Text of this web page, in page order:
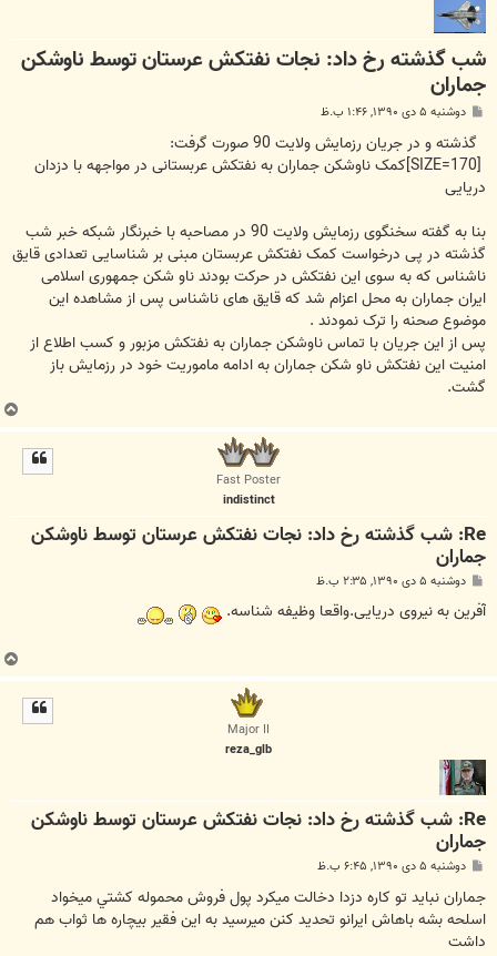
شب گذشته رخ داد: نجات نفتکش عرستان توسط ناوشکن
جماران
پ
ت
دوشنبه ۵ دی ۱۳۹۰, ۱:۴۶ ب.ظ
گذشته و در جریان رزمایش ولایت 90 صورت گرفت:
[SIZE=170]کمک ناوشکن جماران به نفتکش عربستانی در مواجهه با دزدان
دریایی
بنا به گفته سخنگوی رزمایش ولایت 90 در مصاحبه با خبرنگار شبکه خبر شب
گذشته در پی درخواست کمک نفتکش عربستان مبنی بر شناسایی تعدادی قایق
ناشناس که به سوی این نفتکش در حرکت بودند ناو شکن جمهوری اسلامی
ایران جماران به محل اعزام شد که قایق های ناشناس پس از مشاهده این
موضوع صحنه را ترک نمودند .
پس از این جریان با تماس ناوشکن جماران به نفتکش مزبور و کسب اطلاع از
امنیت این نفتکش ناو شکن جماران به ادامه ماموریت خود در رزمایش باز
گشت.
ب
ا
Fast Poster
indistinct
Re: شب گذشته رخ داد: نجات نفتکش عرستان توسط ناوشکن
جماران
پ
ت
دوشنبه ۵ دی ۱۳۹۰, ۲:۳۵ ب.ظ
آفرین به نیروی دریایی.واقعا وظیفه شناسه.
ب
ا
Major II
reza_glb
Re: شب گذشته رخ داد: نجات نفتکش عرستان توسط ناوشکن
جماران
پ
ت
دوشنبه ۵ دی ۱۳۹۰, ۶:۴۵ ب.ظ
جماران نبايد تو كاره دزدا دخالت ميكرد پول فروش محموله كشتي ميخواد
اسلحه بشه باهاش ايرانو تحديد كنن ميرسيد به اين فقير بيچاره ها ثواب هم
داشت